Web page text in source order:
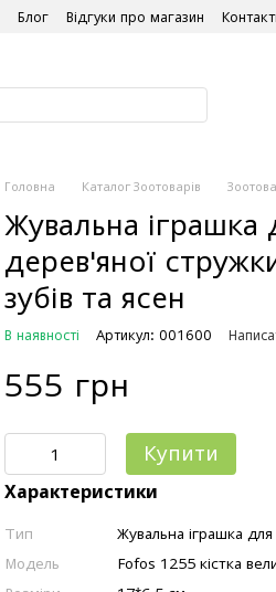
Блог Відгуки про магазин
Головна Каталог Зоотоварів
Жувальна іграшка
дерев'яної
зубів та ясен
В наявності Артикул: 001600
555 грн
Купити
Характеристики
Тип
Жувальна іграшка для
Модель
Fofos 1255 кістка